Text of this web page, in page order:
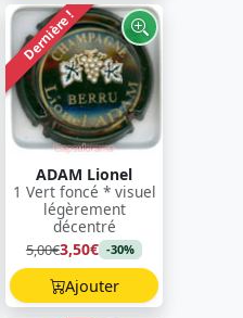
Dernière !
ADAM Lionel
1 Vert foncé * visuel
légèrement
décentré
5,00€3,50€ -30%
Ajouter